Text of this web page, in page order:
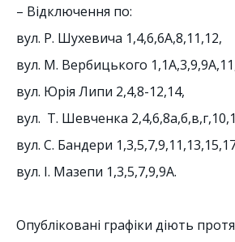
– Відключення по:
вул. Р. Шухевича 1,4,6,6А,8,11,12,
вул. М. Вербицького
вул. Юрія Липи 2,4,8-12,14,
вул. Т. Шевченка
вул. С. Бандери
вул. І. Мазепи 1,3,5,7,9,9А.
Опубліковані графіки діють